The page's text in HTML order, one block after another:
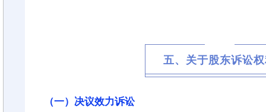
五、关于股东诉讼
（一）决议效力诉讼